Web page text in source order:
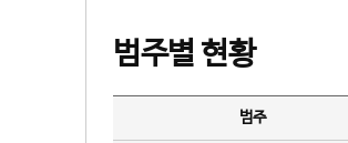
범주별 현황
범주